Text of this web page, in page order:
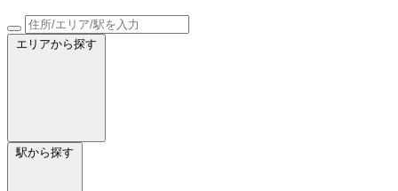
エリアから探す
駅から探す